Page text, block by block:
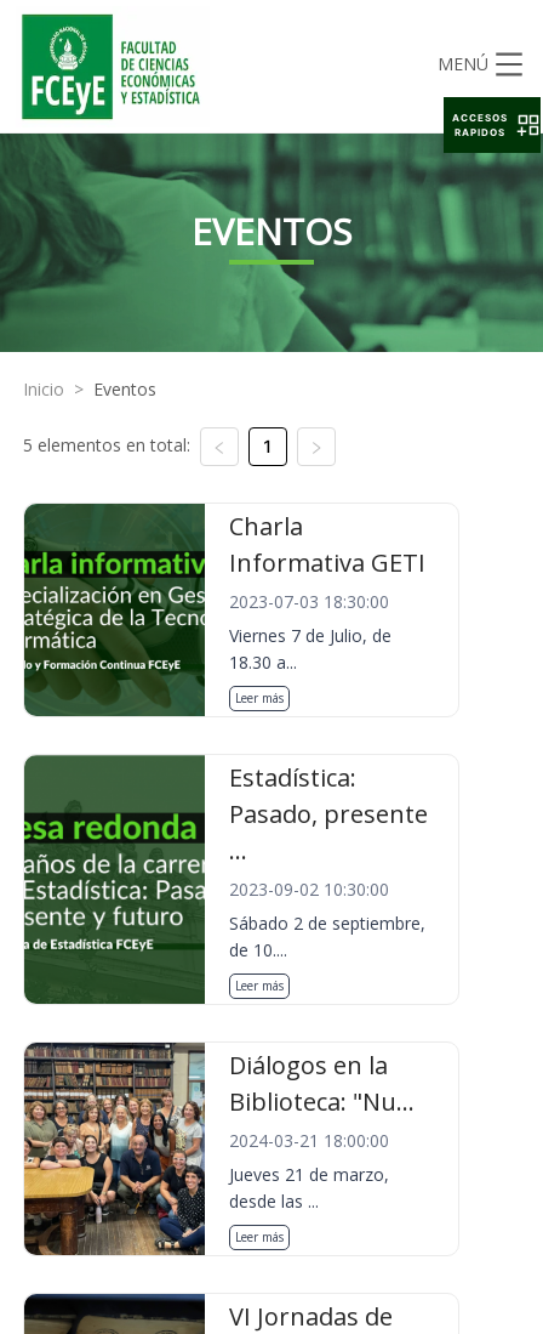
MENÚ
EVENTOS
Inicio > Eventos
5 elementos en total: 1
Charla
Informativa GETI
2023-07-03 18:30:00
Viernes 7 de Julio, de
18.30 a...
Leer más
Estadística:
Pasado, presente
...
2023-09-02 10:30:00
Sábado 2 de septiembre,
de 10....
Leer más
Diálogos en la
Biblioteca: "Nu...
2024-03-21 18:00:00
Jueves 21 de marzo,
desde las ...
Leer más
VI Jornadas de
ACCESOS
RAPIDOS